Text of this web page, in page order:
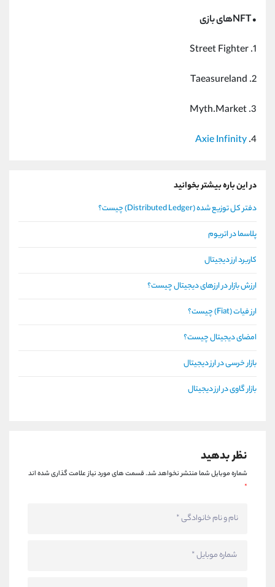
• NFTهای بازی
1. Street Fighter
2. Taeasureland
3. Myth.Market
4.
Axie Infinity
در این باره بیشتر بخوانید
دفتر کل توزیع شده (Distributed Ledger) چیست؟
پلاسما در اتریوم
کاربرد ارز دیجیتال
ارزش بازار در ارزهای دیجیتال چیست؟
ارز فیات (Fiat) چیست؟
امضای دیجیتال چیست؟
بازار خرسی در ارز دیجیتال
بازار گاوی در ارز دیجیتال
نظر بدهید
شماره موبایل شما منتشر نخواهد شد.قسمت های مورد نیاز علامت گذاری شده اند
*